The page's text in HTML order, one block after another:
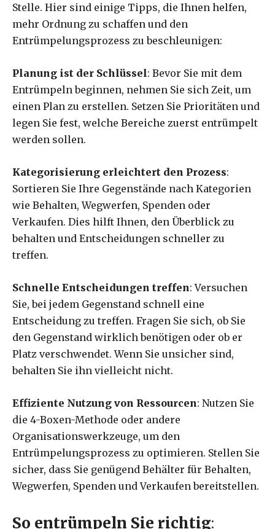
Stelle. Hier sind einige Tipps, die Ihnen helfen,
mehr Ordnung zu schaffen und den
Entrümpelungsprozess zu beschleunigen:
Planung ist der Schlüssel: Bevor Sie mit dem
Entrümpeln beginnen, nehmen Sie sich Zeit, um
einen Plan zu erstellen. Setzen Sie Prioritäten und
legen Sie fest, welche Bereiche zuerst entrümpelt
werden sollen.
Kategorisierung erleichtert den Prozess:
Sortieren Sie Ihre Gegenstände nach Kategorien
wie Behalten, Wegwerfen, Spenden oder
Verkaufen. Dies hilft Ihnen, den Überblick zu
behalten und Entscheidungen schneller zu
treffen.
Schnelle Entscheidungen treffen: Versuchen
Sie, bei jedem Gegenstand schnell eine
Entscheidung zu treffen. Fragen Sie sich, ob Sie
den Gegenstand wirklich benötigen oder ob er
Platz verschwendet. Wenn Sie unsicher sind,
behalten Sie ihn vielleicht nicht.
Effiziente Nutzung von Ressourcen: Nutzen Sie
die 4-Boxen-Methode oder andere
Organisationswerkzeuge, um den
Entrümpelungsprozess zu optimieren. Stellen Sie
sicher, dass Sie genügend Behälter für Behalten,
Wegwerfen, Spenden und Verkaufen bereitstellen.
So entrümpeln Sie richtig: